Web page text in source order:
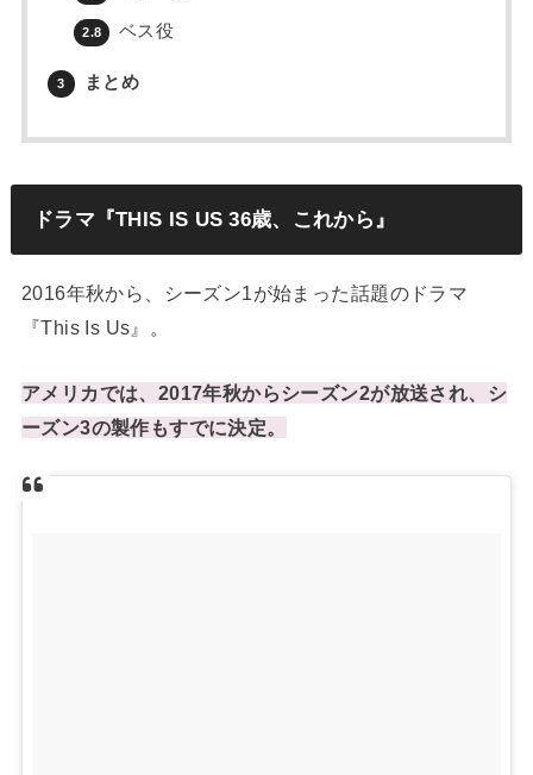
2.8 ベス役
3 まとめ
ドラマ『THIS IS US 36歳、これから』
2016年秋から、シーズン1が始まった話題のドラマ
『This Is Us』。
アメリカでは、2017年秋からシーズン2が放送され、シ
ーズン3の製作もすでに決定。